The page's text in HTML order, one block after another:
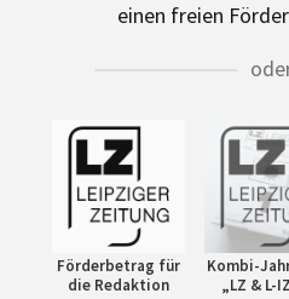
einen freien
Förderbetrag für
die Redaktion
Kombi-
„LZ & L-